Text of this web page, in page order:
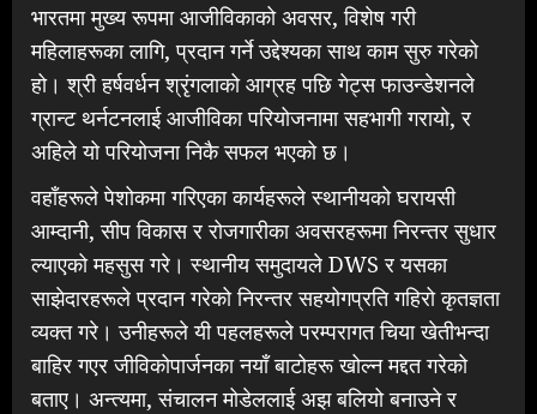
भारतमा मुख्य रूपमा आजीविकाको अवसर, विशेष गरी
महिलाहरूका लागि, प्रदान गर्ने उद्देश्यका साथ काम सुरु गरेको
हो। श्री हर्षवर्धन श्रृंगलाको आग्रह पछि गेट्स फाउन्डेशनले
ग्रान्ट थर्नटनलाई आजीविका परियोजनामा सहभागी गरायो, र
अहिले यो परियोजना निकै सफल भएको छ।
वहाँहरूले पेशोकमा गरिएका कार्यहरूले स्थानीयको घरायसी
आम्दानी, सीप विकास र रोजगारीका अवसरहरूमा निरन्तर सुधार
ल्याएको महसुस गरे। स्थानीय समुदायले DWS र यसका
साझेदारहरूले प्रदान गरेको निरन्तर सहयोगप्रति गहिरो कृतज्ञता
व्यक्त गरे। उनीहरूले यी पहलहरूले परम्परागत चिया खेतीभन्दा
बाहिर गएर जीविकोपार्जनका नयाँ बाटोहरू खोल्न मद्दत गरेको
बताए। अन्त्यमा, संचालन मोडेललाई अझ बलियो बनाउने र